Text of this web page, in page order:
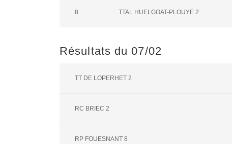
8 TTAL HUELGOAT-PLOUYE 2
Résultats du 07/02
TT DE LOPERHET 2
RC BRIEC 2
RP FOUESNANT 8